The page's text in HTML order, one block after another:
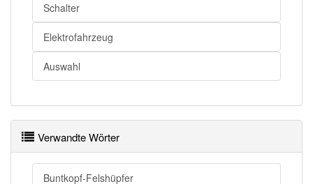
Schalter
Elektrofahrzeug
Auswahl
Verwandte Wörter
Buntkopf-Felshüpfer